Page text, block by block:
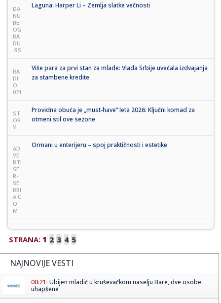
DA
NU
BE
OG
RA
DU
.RS
Laguna: Harper Li – Zemlja slatke večnosti
RA
DI
O
021
Više para za prvi stan za mlade: Vlada Srbije uvećala izdvajanja
za stambene kredite
ST
OR
Y
Providna obuća je „must-have“ leta 2026: Ključni komad za
otmeni stil ove sezone
AD
VE
RTI
SE
R-
SE
RBI
A.C
O
M
Ormani u enterijeru – spoj praktičnosti i estetike
STRANA: 1 2 3 4 5
NAJNOVIJE VESTI
00:21: Ubijen mladić u kruševačkom naselju Bare, dve osobe
uhapšene